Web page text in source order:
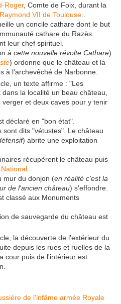
Roger, Comte de Foix, durant la
Raymond VII de Toulouse
un concile cathare dont le but
cathare du Razès.
leur chef spirituel.
à cette nouvelle révolte Cathare)
) ordonne que le château et la
à l'archevêché de Narbonne.
un texte affirme : "Les
la localité un beau château,
et deux caves pour y tenir
déclaré en "bon état".
sont dits "vétustes". Le château
) abrite une exploitation
récupèrent le château puis
.
mur du donjon (en réalité c'est la
de l'ancien château) s'effondre.
classé aux Monuments
de sauvegarde du château est
la découverte de l'extérieur du
depuis les rues et ruelles de la
cour puis de l'intérieur est